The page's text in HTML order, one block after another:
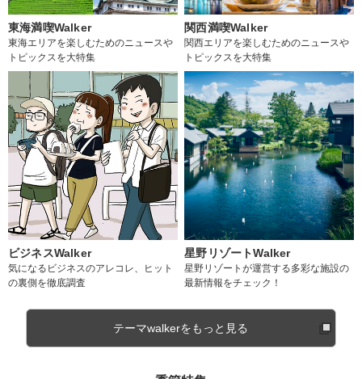
東海満喫Walker
東海エリアを楽しむためのニュースや
トピックスを大特集
関西満喫Walker
関西エリアを楽しむためのニュースや
トピックスを大特集
ビジネスWalker
気になるビジネスのアレコレ、ヒット
の裏側を徹底調査
星野リゾートWalker
星野リゾートが運営する多彩な施設の
最新情報をチェック！
テーマwalkerをもっと見る